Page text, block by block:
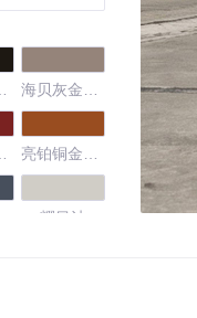
海贝灰金属
亮铂铜金属
耀目沙